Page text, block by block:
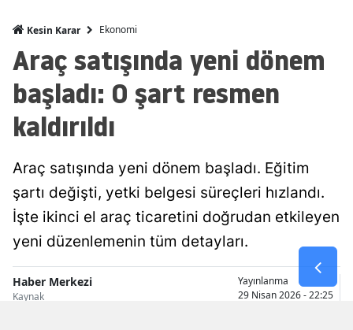
Malatya
Kahramanmaraş
Mardin
Muğla
Kesin Karar Ekonomi
Araç satışında yeni dönem
başladı: O şart resmen
kaldırıldı
Araç satışında yeni dönem başladı. Eğitim
şartı değişti, yetki belgesi süreçleri hızlandı.
İşte ikinci el araç ticaretini doğrudan etkileyen
yeni düzenlemenin tüm detayları.
Haber Merkezi
Kaynak
Yayınlanma
29 Nisan 2026 - 22:25